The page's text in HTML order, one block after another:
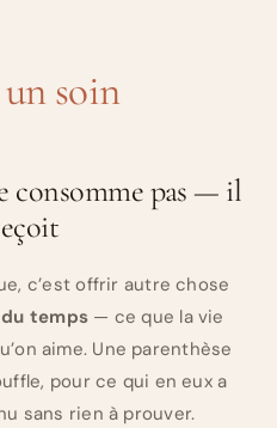
soin
consomme pas — il
c’est offrir autre chose
du temps — ce que la vie
aime. Une parenthèse
pour ce qui en eux a
sans rien à prouver.